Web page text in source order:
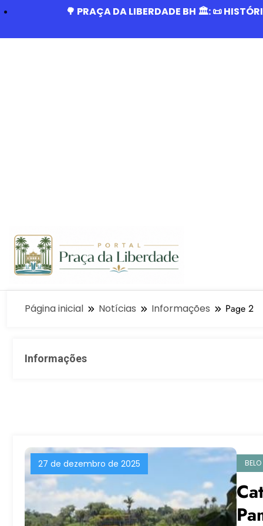
🌳 PRAÇA DA LIBERDADE BH 🏛️: 📜
Página inicial Notícias Informações Page 2
Informações
27 de dezembro de 2025